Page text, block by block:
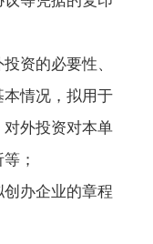
资的必要性、
情况，拟用于
外投资对本单
；
创办企业的章程